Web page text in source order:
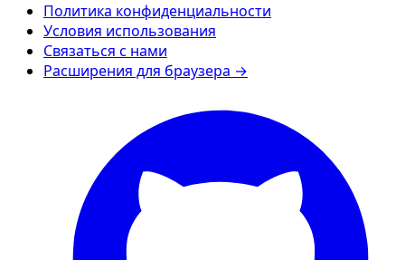
Политика конфиденциальности
Условия использования
Связаться с нами
Расширения для браузера →